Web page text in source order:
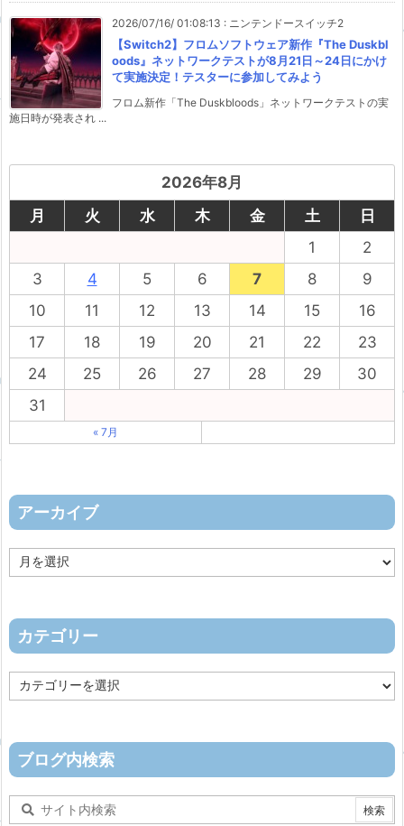
2026/07/16/ 01:08:13 : ニンテンドースイッチ2
【Switch2】フロムソフトウェア新作『The Duskbl
oods』ネットワークテストが8月21日～24日にかけ
て実施決定！テスターに参加してみよう
フロム新作「The Duskbloods」ネットワークテストの実
施日時が発表され ...
2026年8月
月
火 水 木 金 土
日
1
2
3
4 5 6 7 8
9
10
11 12 13 14 15
16
17
18 19 20 21 22
23
24
25 26 27 28 29
30
31
« 7月
アーカイブ
ー
ブ
カテゴリー
テ
ー
ブログ内検索